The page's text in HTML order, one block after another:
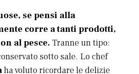
se pensi alla
corre a tanti prodotti,
al pesce. Tranne un tipo:
sotto sale. Lo chef
ha voluto ricordare le delizie